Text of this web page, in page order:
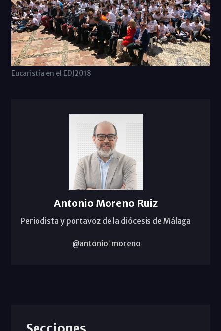
Eucaristía en el EDJ2018
Antonio Moreno Ruiz
Periodista y portavoz de la diócesis de Málaga
@antonio1moreno